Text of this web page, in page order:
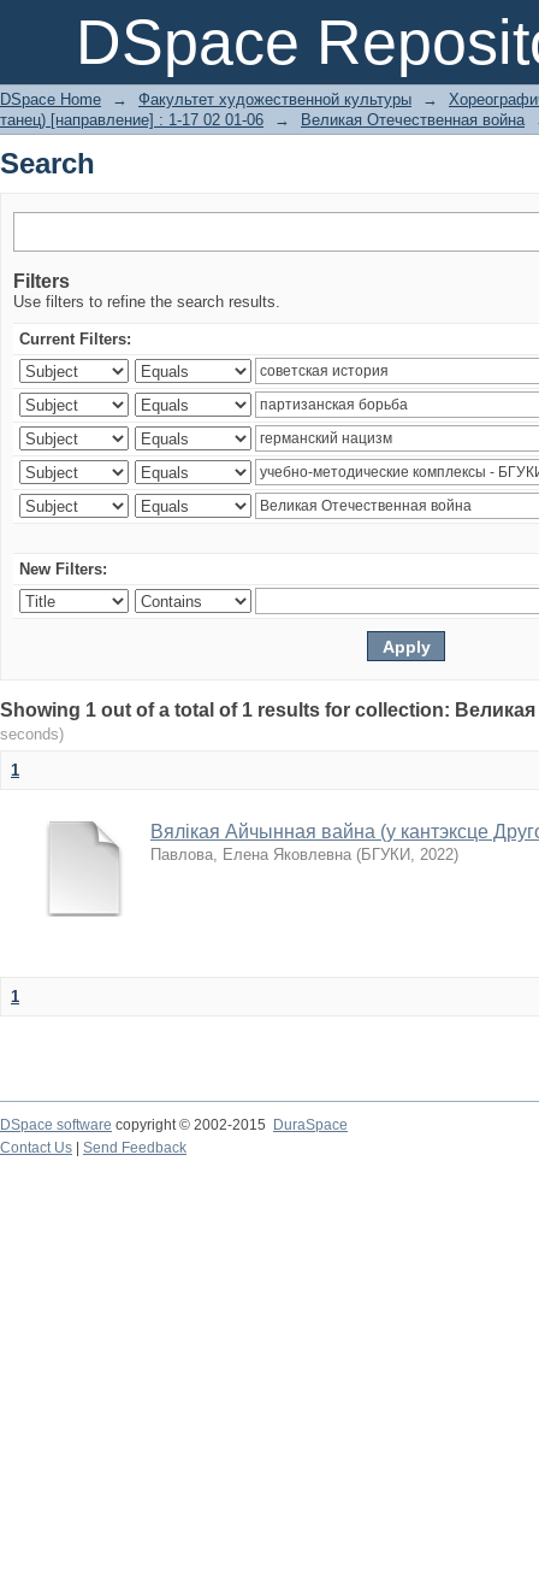
DSpace
Search
DSpace Home → Факультет художественной культуры →
танец) [направление] : 1-17 02 01-06
→ Великая Отечественная война
Search
Filters
Use filters to refine the search results.
Current Filters:
New Filters:
Showing 1 out of a total of 1 results for collection:
seconds)
1
Вялікая Айчынная вайна (у кантэксце
Павлова, Елена Яковлевна (БГУКИ, 2022)
1
DSpace software copyright © 2002-2015
DuraSpace
Contact Us
Send Feedback